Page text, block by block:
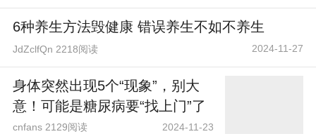
6种养生方法毁健康 错误养生不如不养生
JdZclfQn 2218阅读 2024-11-27
身体突然出现5个“现象”，别大
意！可能是糖尿病要“找上门”了
cnfans 2129阅读 2024-11-23